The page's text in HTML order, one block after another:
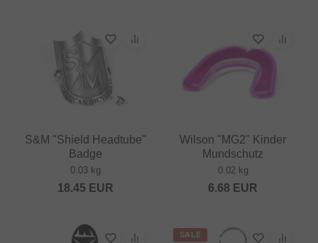
S&M "Shield Headtube"
Badge
0.03 kg
18.45 EUR
Wilson "MG2" Kinder
Mundschutz
0.02 kg
6.68 EUR
SALE